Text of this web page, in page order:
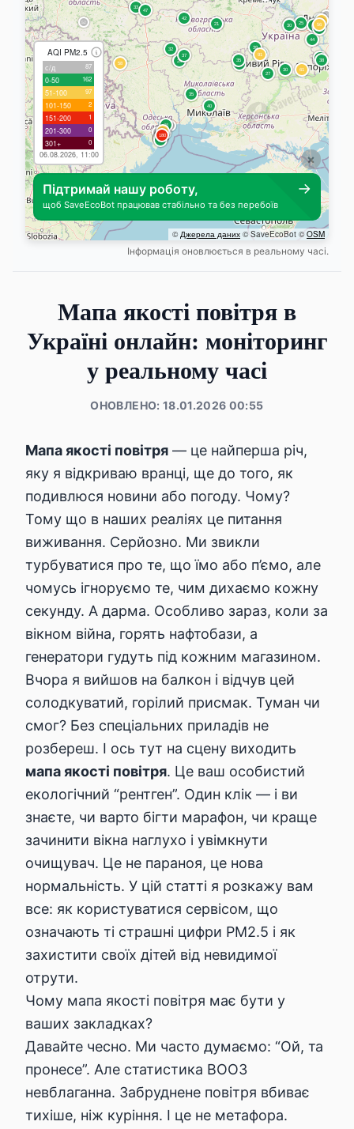
Інформація оновлюється в реальному часі.
Мапа якості повітря в
Україні онлайн: моніторинг
у реальному часі
ОНОВЛЕНО: 18.01.2026 00:55
Мапа якості повітря — це найперша річ,
яку я відкриваю вранці, ще до того, як
подивлюся новини або погоду. Чому?
Тому що в наших реаліях це питання
виживання. Серйозно. Ми звикли
турбуватися про те, що їмо або п’ємо, але
чомусь ігноруємо те, чим дихаємо кожну
секунду. А дарма. Особливо зараз, коли за
вікном війна, горять нафтобази, а
генератори гудуть під кожним магазином.
Вчора я вийшов на балкон і відчув цей
солодкуватий, горілий присмак. Туман чи
смог? Без спеціальних приладів не
розбереш. І ось тут на сцену виходить
мапа якості повітря. Це ваш особистий
екологічний “рентген”. Один клік — і ви
знаєте, чи варто бігти марафон, чи краще
зачинити вікна наглухо і увімкнути
очищувач. Це не параноя, це нова
нормальність. У цій статті я розкажу вам
все: як користуватися сервісом, що
означають ті страшні цифри PM2.5 і як
захистити своїх дітей від невидимої
отрути.
Чому мапа якості повітря має бути у
ваших закладках?
Давайте чесно. Ми часто думаємо: “Ой, та
пронесе”. Але статистика ВООЗ
невблаганна. Забруднене повітря вбиває
тихіше, ніж куріння. І це не метафора.